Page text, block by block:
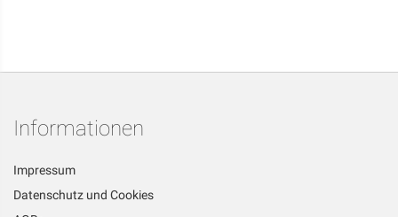
Informationen
Impressum
Datenschutz und Cookies